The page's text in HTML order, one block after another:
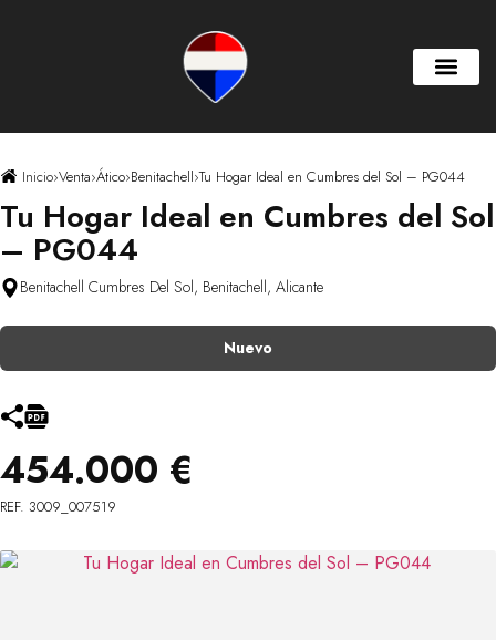
Inicio›Venta›Ático›Benitachell›Tu Hogar Ideal en Cumbres del Sol – PG044
Tu Hogar Ideal en Cumbres del Sol
– PG044
Benitachell Cumbres Del Sol, Benitachell, Alicante
Nuevo
454.000 €
REF. 3009_007519